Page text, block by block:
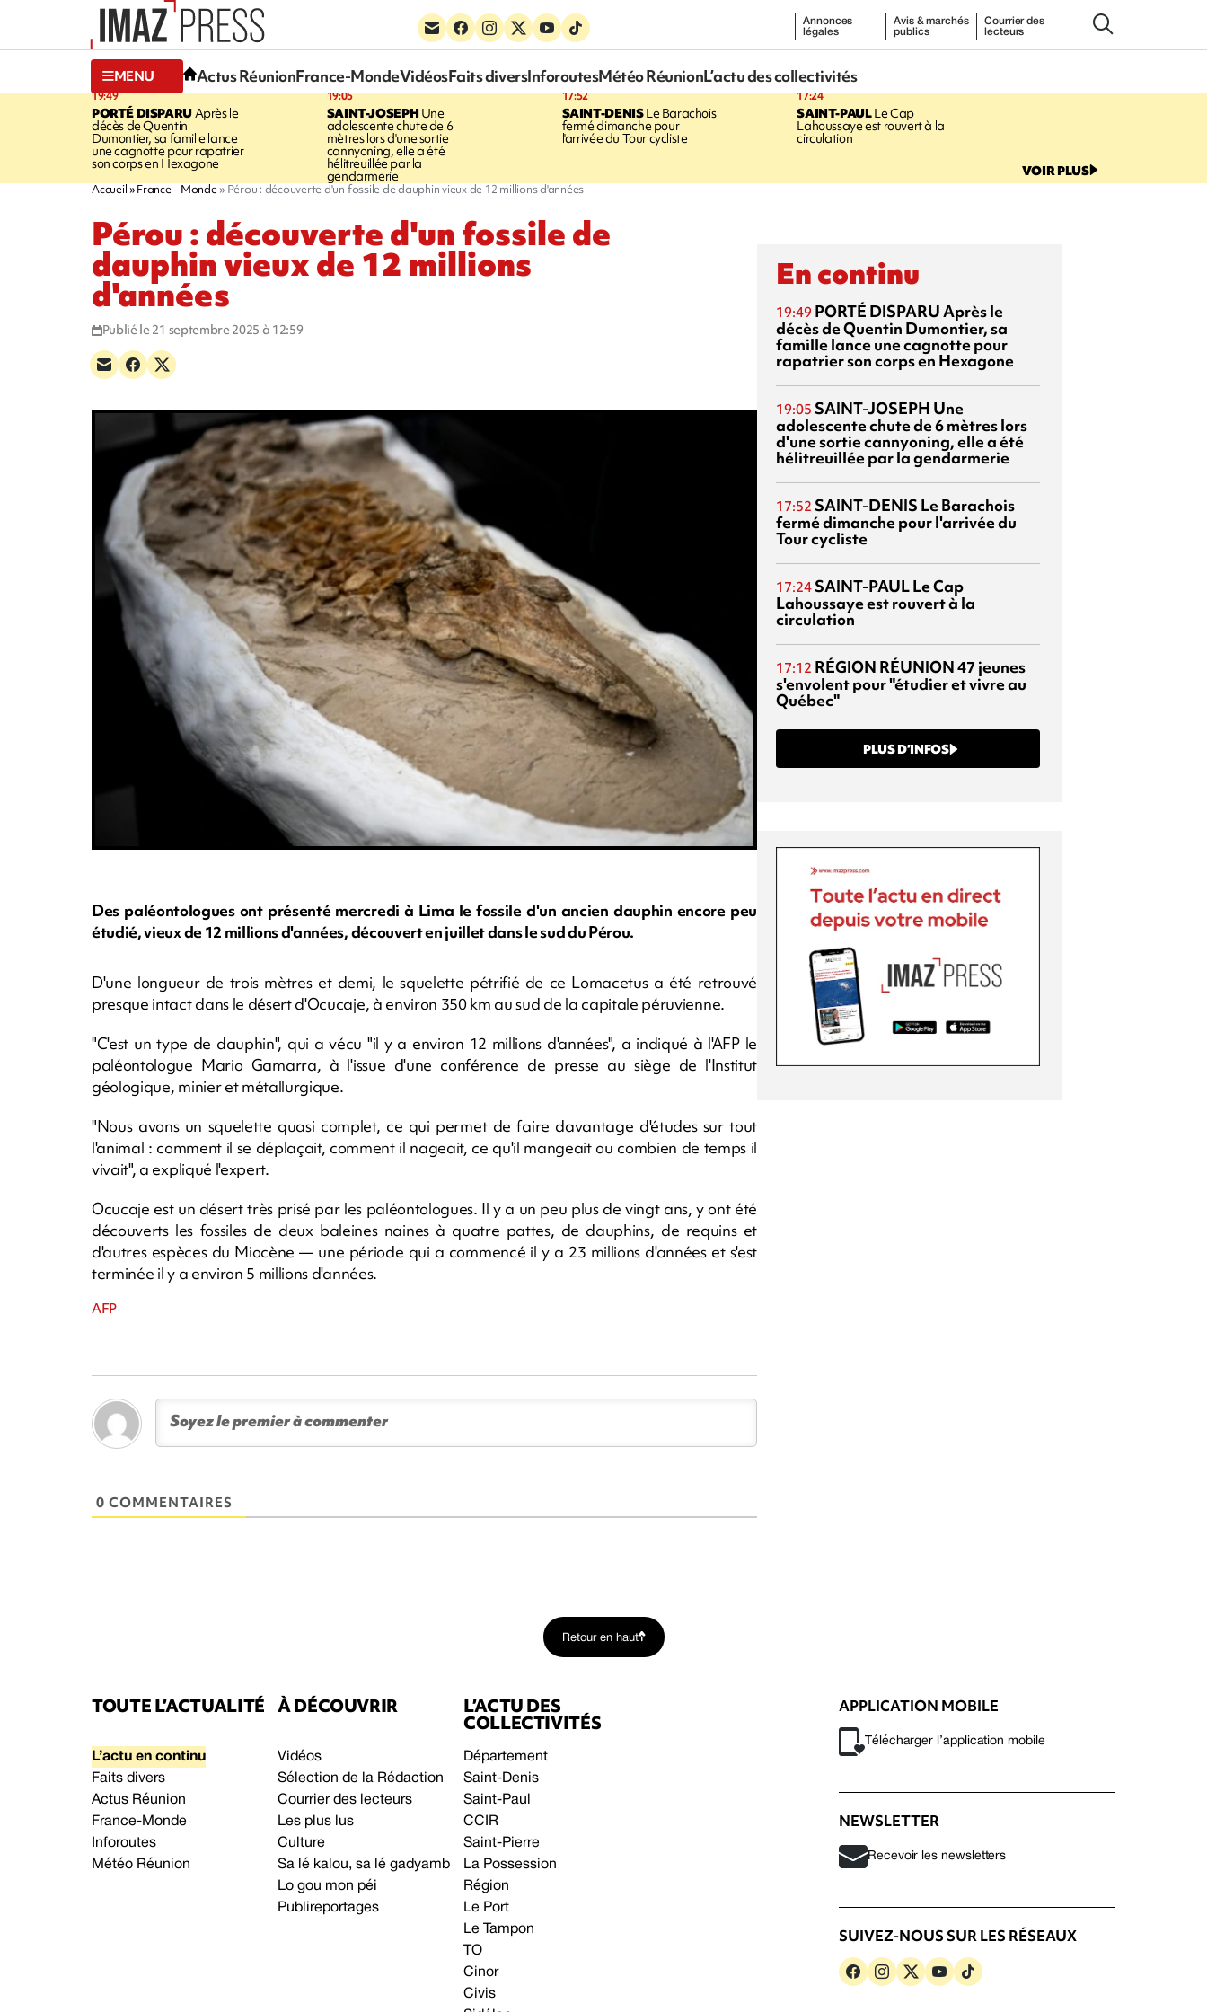
Annonces
légales
Avis & marchés
publics
Courrier des
lecteurs
MENU Actus RéunionFrance-MondeVidéosFaits diversInforoutesMétéo RéunionL’actu des collectivités
19:49
PORTÉ DISPARUAprès le
décès de Quentin
Dumontier, sa famille lance
une cagnotte pour rapatrier
son corps en Hexagone
19:05
SAINT-JOSEPHUne
adolescente chute de 6
mètres lors d'une sortie
cannyoning, elle a été
hélitreuillée par la
gendarmerie
17:52
SAINT-DENISLe Barachois
fermé dimanche pour
l'arrivée du Tour cycliste
17:24
SAINT-PAULLe Cap
Lahoussaye est rouvert à la
circulation
VOIR PLUS
Accueil France - Monde Pérou : découverte d'un fossile de dauphin vieux de 12 millions d'années
Pérou : découverte d'un fossile de
dauphin vieux de 12 millions
d'années
Publié le 21 septembre 2025 à 12:59
Des paléontologues ont présenté mercredi à Lima le fossile d'un ancien dauphin encore peu
étudié, vieux de 12 millions d'années, découvert en juillet dans le sud du Pérou.
D'une longueur de trois mètres et demi, le squelette pétrifié de ce Lomacetus a été retrouvé
presque intact dans le désert d'Ocucaje, à environ 350 km au sud de la capitale péruvienne.
"C'est un type de dauphin", qui a vécu "il y a environ 12 millions d'années", a indiqué à l'AFP le
paléontologue Mario Gamarra, à l'issue d'une conférence de presse au siège de l'Institut
géologique, minier et métallurgique.
"Nous avons un squelette quasi complet, ce qui permet de faire davantage d'études sur tout
l'animal : comment il se déplaçait, comment il nageait, ce qu'il mangeait ou combien de temps il
vivait", a expliqué l'expert.
Ocucaje est un désert très prisé par les paléontologues. Il y a un peu plus de vingt ans, y ont été
découverts les fossiles de deux baleines naines à quatre pattes, de dauphins, de requins et
d'autres espèces du Miocène — une période qui a commencé il y a 23 millions d'années et s'est
terminée il y a environ 5 millions d'années.
AFP
0 COMMENTAIRES
En continu
19:49 PORTÉ DISPARUAprès le
décès de Quentin Dumontier, sa
famille lance une cagnotte pour
rapatrier son corps en Hexagone
19:05 SAINT-JOSEPH Une
adolescente chute de 6 mètres lors
d'une sortie cannyoning, elle a été
hélitreuillée par la gendarmerie
17:52 SAINT-DENIS Le Barachois
fermé dimanche pour l'arrivée du
Tour cycliste
17:24 SAINT-PAULLe Cap
Lahoussaye est rouvert à la
circulation
17:12 RÉGION RÉUNION47 jeunes
s'envolent pour "étudier et vivre au
Québec"
PLUS D’INFOS
Retour en haut
TOUTE L’ACTUALITÉ
L’actu en continu
Faits divers
Actus Réunion
France-Monde
Inforoutes
Météo Réunion
À DÉCOUVRIR
Vidéos
Sélection de la Rédaction
Courrier des lecteurs
Les plus lus
Culture
Sa lé kalou, sa lé gadyamb
Lo gou mon péi
Publireportages
L’ACTU DES
COLLECTIVITÉS
Département
Saint-Denis
Saint-Paul
CCIR
Saint-Pierre
La Possession
Région
Le Port
Le Tampon
TO
Cinor
Civis
APPLICATION MOBILE
Télécharger l’application mobile
NEWSLETTER
Recevoir les newsletters
SUIVEZ-NOUS SUR LES RÉSEAUX